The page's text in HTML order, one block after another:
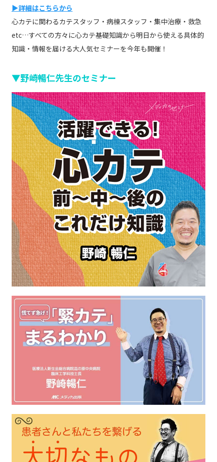
▶詳細はこちらから
心カテに関わるカテスタッフ・病棟スタッフ・集中治療・救急
etc…すべての方々に心カテ基礎知識から明日から使える具体的
知識・情報を届ける大人気セミナーを今年も開催！
▼野崎暢仁先生のセミナー